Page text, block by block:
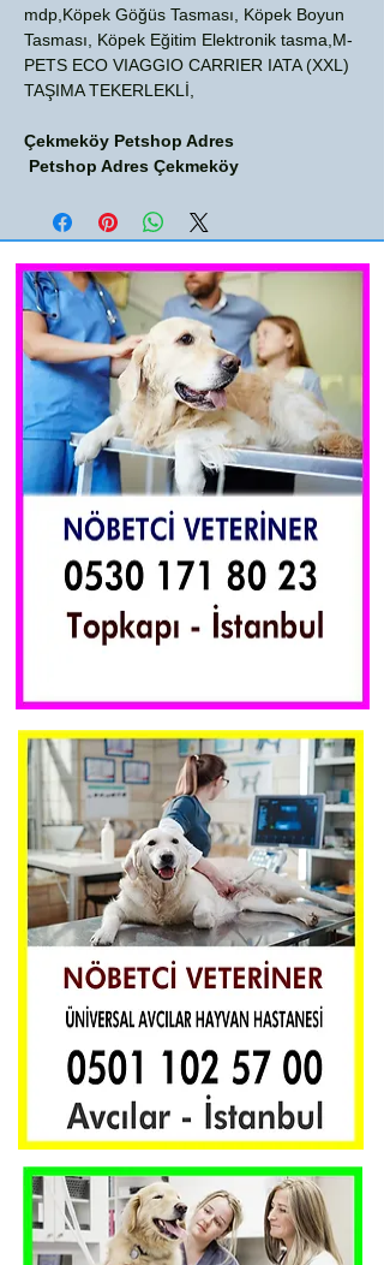
mdp,Köpek Göğüs Tasması, Köpek Boyun
Tasması, Köpek Eğitim Elektronik tasma,M-
PETS ECO VIAGGIO CARRIER IATA (XXL)
TAŞIMA TEKERLEKLİ,
Çekmeköy Petshop Adres
Petshop Adres Çekmeköy